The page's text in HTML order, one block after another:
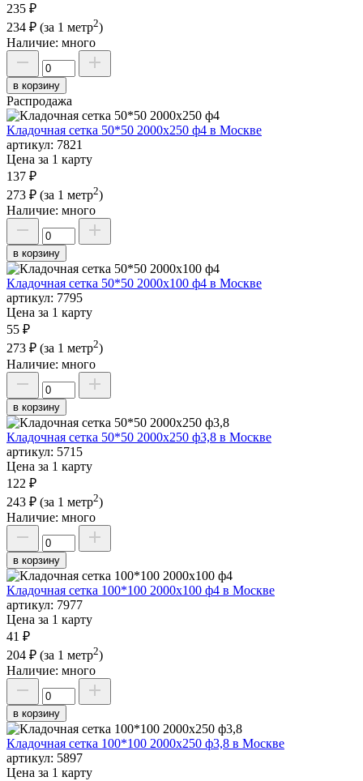
235 ₽
234 ₽ (за 1 метр2)
Наличие: много
в корзину
Распродажа
Кладочная сетка 50*50 2000х250 ф4 в Москве
артикул: 7821
Цена за 1 карту
137 ₽
273 ₽ (за 1 метр2)
Наличие: много
в корзину
Кладочная сетка 50*50 2000х100 ф4 в Москве
артикул: 7795
Цена за 1 карту
55 ₽
273 ₽ (за 1 метр2)
Наличие: много
в корзину
Кладочная сетка 50*50 2000х250 ф3,8 в Москве
артикул: 5715
Цена за 1 карту
122 ₽
243 ₽ (за 1 метр2)
Наличие: много
в корзину
Кладочная сетка 100*100 2000х100 ф4 в Москве
артикул: 7977
Цена за 1 карту
41 ₽
204 ₽ (за 1 метр2)
Наличие: много
в корзину
Кладочная сетка 100*100 2000х250 ф3,8 в Москве
артикул: 5897
Цена за 1 карту